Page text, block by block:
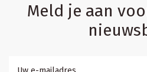
Meld je aan